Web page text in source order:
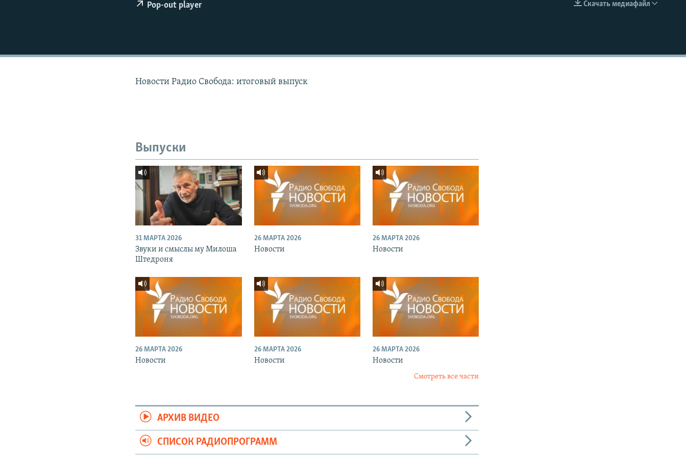
EMBED
Скачать медиафайл
Pop-out player
Новости Радио Свобода: итоговый выпуск
Выпуски
31 МАРТА 2026
Звуки и смыслы му Милоша
Штедроня
26 МАРТА 2026
Новости
26 МАРТА 2026
Новости
26 МАРТА 2026
Новости
26 МАРТА 2026
Новости
26 МАРТА 2026
Новости
Смотреть все части
АРХИВ ВИДЕО
СПИСОК РАДИОПРОГРАММ